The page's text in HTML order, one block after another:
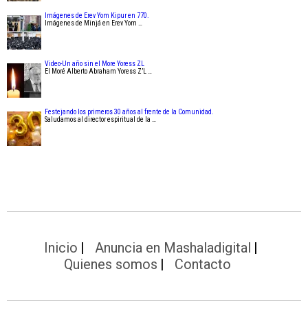
Imágenes de Erev Yom Kipur en 770.
Imágenes de Minjá en Erev Yom …
Video-Un año sin el More Yoress ZL
El Moré Alberto Abraham Yoress Z’L …
Festejando los primeros 30 años al frente de la Comunidad.
Saludamos al director espiritual de la …
Inicio
Anuncia en Mashaladigital
Quienes somos
Contacto